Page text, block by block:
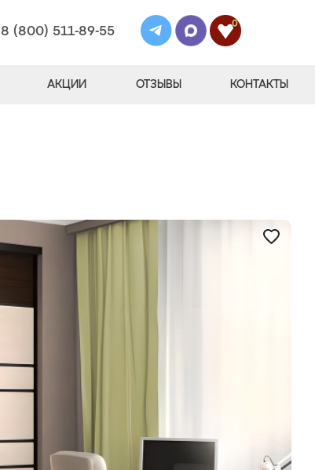
8 (800) 511-89-55
0
АКЦИИ ОТЗЫВЫ КОНТАКТЫ